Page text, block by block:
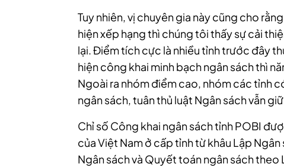
Tuy nhiên, vị chuyên gia này cũng cho
hiện xếp hạng thì chúng tôi thấy sự cải
lại. Điểm tích cực là nhiều tỉnh trước đây
hiện công khai minh bạch ngân sách thì
Ngoài ra nhóm điểm cao, nhóm các tỉnh
ngân sách, tuân thủ luật Ngân sách vẫn
Chỉ số Công khai ngân sách tỉnh POBI
của Việt Nam ở cấp tỉnh từ khâu Lập
Ngân sách và Quyết toán ngân sách theo